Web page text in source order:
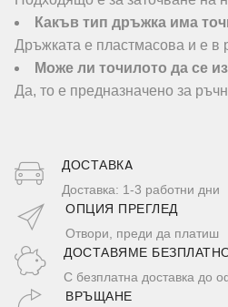
Какъв тип дръжка има
Дръжката е пластмасова и е в
Може ли точилото да се
Да, то е предназначено за
ДОСТАВКA
Доставка: 1-3 работни дни
ОПЦИЯ ПРЕГЛЕД
Отвори, преди да платиш
ДОСТАВЯМЕ
С безплатна доставка до
ВРЪЩАНЕ